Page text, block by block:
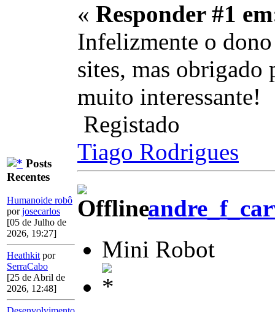
Posts
Recentes
Humanoide robô
porjosecarlos
[05 de Julho de
2026, 19:27]
Heathkit por
SerraCabo
[25 de Abril de
2026, 12:48]
« Responder #1
Infelizmente o
sites, mas obrigado
muito interessante!
Registado
Tiago Rodrigues
Mini Robot